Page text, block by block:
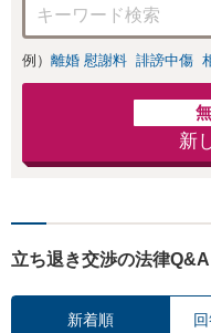
例） 離婚 慰謝料 誹謗中傷
新
立ち退き交渉の法律Q&A
新着順